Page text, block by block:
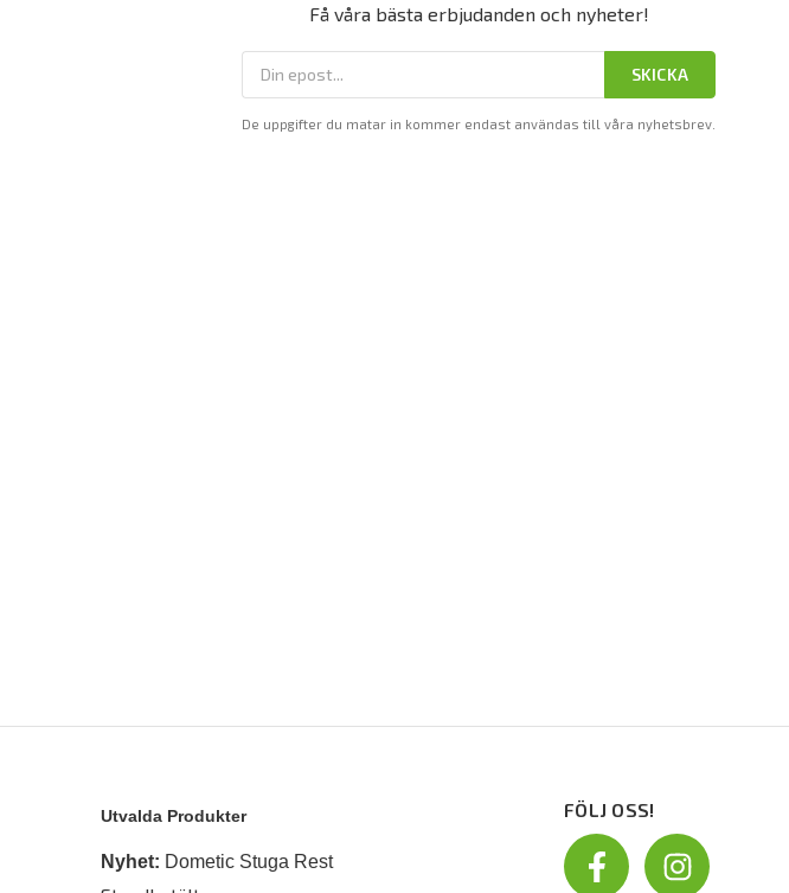
Få våra bästa erbjudanden och nyheter!
SKICKA
De uppgifter du matar in kommer endast användas till våra nyhetsbrev.
Utvalda Produkter
Nyhet: Dometic Stuga Rest
FÖLJ OSS!